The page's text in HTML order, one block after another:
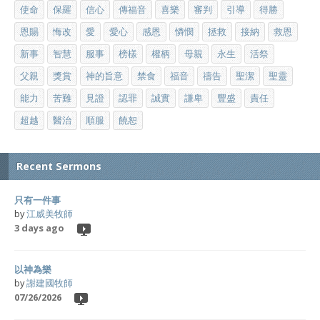
使命 保羅 信心 傳福音 喜樂 審判 引導
得勝
恩賜
悔改 愛 愛心 感恩 憐憫 拯救 接納
救恩
新事
智慧 服事 榜樣 權柄 母親 永生
活祭
父親
獎賞 神的旨意 禁食 福音 禱告 聖潔
聖靈
能力
苦難 見證 認罪 誠實 謙卑 豐盛
責任
超越
醫治 順服 饒恕
Recent Sermons
只有一件事
by江威美牧師
3 days ago
以神為樂
by謝建國牧師
07/26/2026